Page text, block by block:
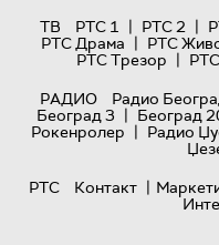
ТВ
РТС 1 | РТС 2 |
РТС Драма | РТС
РТС Трезор |
РАДИО
Радио
Београд 3 | Београд
Рокенролер | Радио
РТС
Контакт |